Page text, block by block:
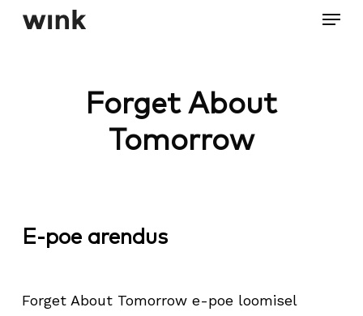
Skip
Menu
Forget About
Tomorrow
E-poe arendus
Forget About Tomorrow e-poe loomisel